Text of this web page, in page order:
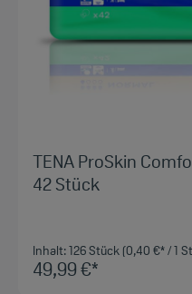
TENA ProSkin
42 Stück
Inhalt:126 Stück (0,40 €* / 1
49,99 €*